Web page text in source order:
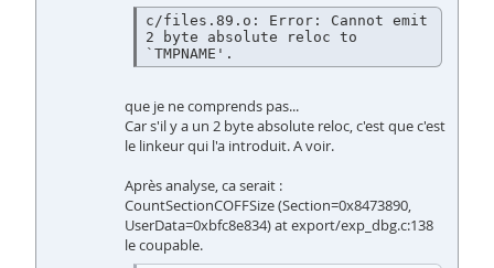
c/files.89.o: Error: Cannot emit
2 byte absolute reloc to
`TMPNAME'.
que je ne comprends pas...
Car s'il y a un 2 byte absolute reloc, c'est que c'est
le linkeur qui l'a introduit. A voir.
Après analyse, ca serait :
CountSectionCOFFSize (Section=0x8473890,
UserData=0xbfc8e834) at export/exp_dbg.c:138
le coupable.